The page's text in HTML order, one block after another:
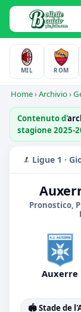
MIL ROM
Home›Archivio›
Contenuto d'
stagione 2025-
Ligue 1 ·
Pronostico,
Auxerre
🏟️ Stade de